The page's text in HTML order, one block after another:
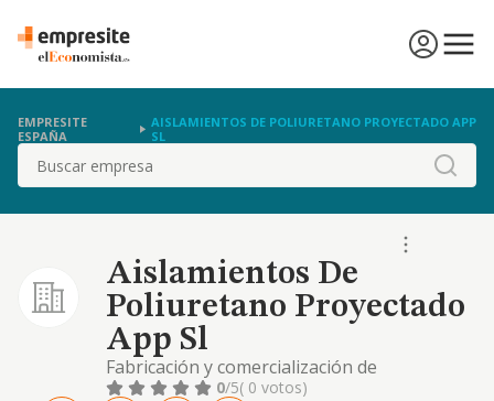
EMPRESITE
ESPAÑA
AISLAMIENTOS DE POLIURETANO PROYECTADO APP
SL
Buscar
Aislamientos De
Poliuretano Proyectado
App Sl
Fabricación y comercialización de
poliuretano
0/5( 0 votos)